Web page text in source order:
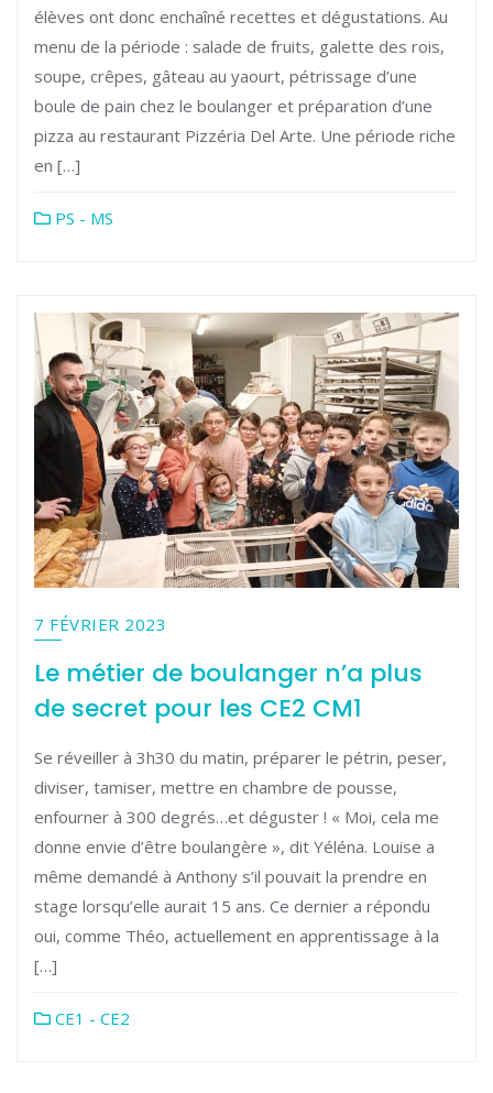
élèves ont donc enchaîné recettes et dégustations. Au
menu de la période : salade de fruits, galette des rois,
soupe, crêpes, gâteau au yaourt, pétrissage d’une
boule de pain chez le boulanger et préparation d’une
pizza au restaurant Pizzéria Del Arte. Une période riche
en […]
PS - MS
7 FÉVRIER 2023
Le métier de boulanger n’a plus
de secret pour les CE2 CM1
Se réveiller à 3h30 du matin, préparer le pétrin, peser,
diviser, tamiser, mettre en chambre de pousse,
enfourner à 300 degrés…et déguster ! « Moi, cela me
donne envie d’être boulangère », dit Yéléna. Louise a
même demandé à Anthony s’il pouvait la prendre en
stage lorsqu’elle aurait 15 ans. Ce dernier a répondu
oui, comme Théo, actuellement en apprentissage à la
[…]
CE1 - CE2